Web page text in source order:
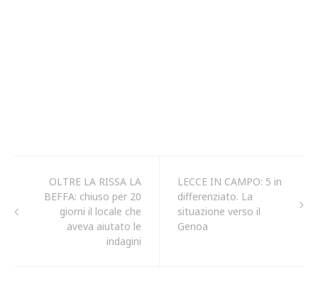
OLTRE LA RISSA LA
BEFFA: chiuso per 20
giorni il locale che
aveva aiutato le
indagini
LECCE IN CAMPO: 5 in
differenziato. La
situazione verso il
Genoa